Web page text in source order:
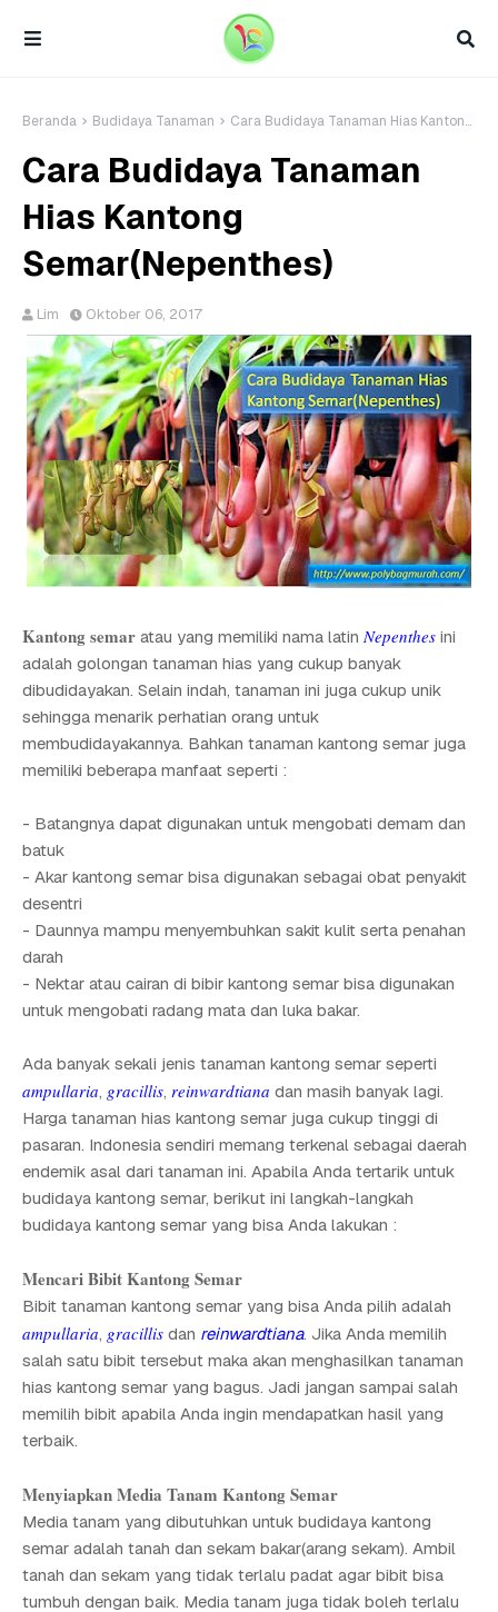
Beranda Budidaya Tanaman Cara Budidaya Tanaman Hias Kantong Semar(Nepenthes)
Cara Budidaya Tanaman
Hias Kantong
Semar(Nepenthes)
Lim Oktober 06, 2017
Kantong semar atau yang memiliki nama latinNepenthes ini
adalah golongan tanaman hias yang cukup banyak
dibudidayakan. Selain indah, tanaman ini juga cukup unik
sehingga menarik perhatian orang untuk
membudidayakannya. Bahkan tanaman kantong semar juga
memiliki beberapa manfaat seperti :
- Batangnya dapat digunakan untuk mengobati demam dan
batuk
- Akar kantong semar bisa digunakan sebagai obat penyakit
desentri
- Daunnya mampu menyembuhkan sakit kulit serta penahan
darah
- Nektar atau cairan di bibir kantong semar bisa digunakan
untuk mengobati radang mata dan luka bakar.
Ada banyak sekali jenis tanaman kantong semar seperti
ampullaria, gracillis, reinwardtiana dan masih banyak lagi.
Harga tanaman hias kantong semar juga cukup tinggi di
pasaran. Indonesia sendiri memang terkenal sebagai daerah
endemik asal dari tanaman ini. Apabila Anda tertarik untuk
budidaya kantong semar, berikut ini langkah-langkah
budidaya kantong semar yang bisa Anda lakukan :
Mencari Bibit Kantong Semar
Bibit tanaman kantong semar yang bisa Anda pilih adalah
ampullaria, gracillis dan reinwardtiana. Jika Anda memilih
salah satu bibit tersebut maka akan menghasilkan tanaman
hias kantong semar yang bagus. Jadi jangan sampai salah
memilih bibit apabila Anda ingin mendapatkan hasil yang
terbaik.
Menyiapkan Media Tanam Kantong Semar
Media tanam yang dibutuhkan untuk budidaya kantong
semar adalah tanah dan sekam bakar(arang sekam). Ambil
tanah dan sekam yang tidak terlalu padat agar bibit bisa
tumbuh dengan baik. Media tanam juga tidak boleh terlalu